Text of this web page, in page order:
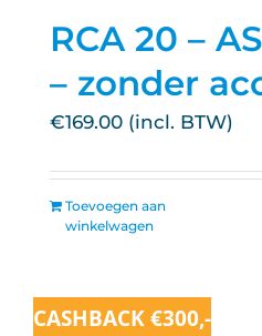
RCA 20 –
– zonder
€169.00
Toevoegen aan
winkelwagen
CASHBACK €300,-